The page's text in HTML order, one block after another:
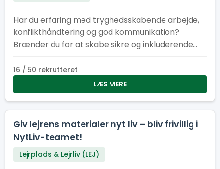
Har du erfaring med tryghedsskabende arbejde,
konflikthåndtering og god kommunikation?
Brænder du for at skabe sikre og inkluderende
vores tryghedskabende team vi kalder “De
Tryghedsværter eller lignende fra andre store
kalde os selv for “De lyttende ører”, som tager
afsæt i det engelske koncept “Listening ears” der
også findes på bl.a. verdensjamboreen.
16 / 50 rekrutteret
LÆS MERE
Giv lejrens materialer nyt liv – bliv frivillig i
NytLiv-teamet!
Lejrplads & Lejrliv (LEJ)